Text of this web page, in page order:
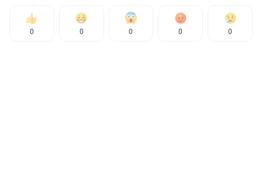
0 0 0 0 0